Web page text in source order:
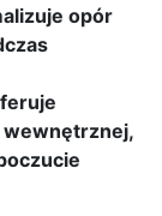
opór